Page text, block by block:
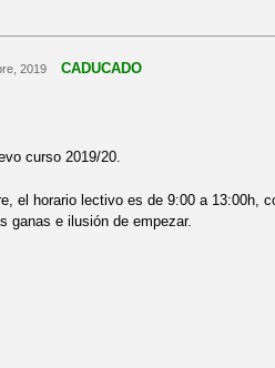
2019 CADUCADO
curso 2019/20.
el horario lectivo es de 9:00 a 13:00h,
ganas e ilusión de empezar.